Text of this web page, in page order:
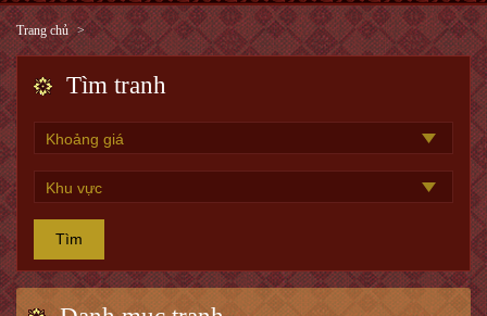
Trang chủ
Tìm tranh
Tìm